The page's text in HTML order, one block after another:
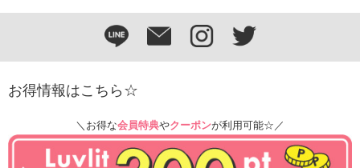
お得情報はこちら☆
＼お得な会員特典やクーポンが利用可能☆／